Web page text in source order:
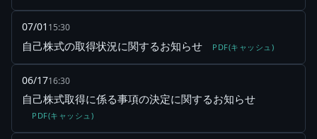
07/01 15:30
自己株式の取得状況に関するお知らせ PDF(キャッシュ)
06/1716:30
自己株式取得に係る事項の決定に関するお知らせ
PDF(キャッシュ)